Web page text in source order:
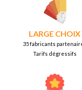
LARGE CHOIX
35 fabricants
Tarifs dégressifs